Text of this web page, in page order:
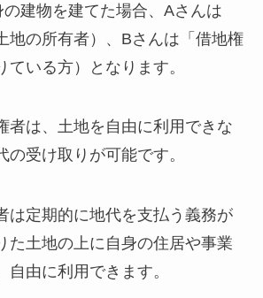
の建物を建てた場合、Aさんは
地の所有者）、Bさんは「借地権
ている方）となります。
者は、土地を自由に利用できな
の受け取りが可能です。
は定期的に地代を支払う義務が
た土地の上に自身の住居や事業
自由に利用できます。